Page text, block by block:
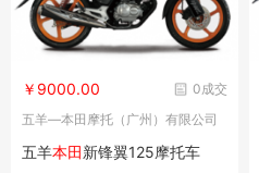
0成交
￥9000.00
五羊—本田摩托（广州）有限公司
五羊本田新锋翼125摩托车